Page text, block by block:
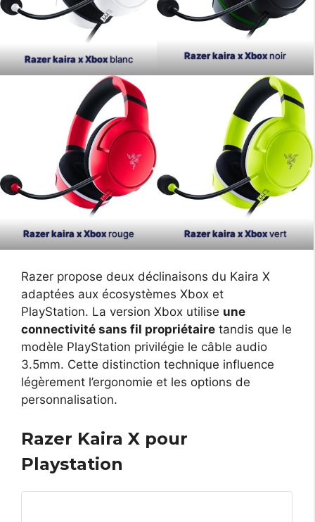
Razer kaira x Xboxblanc Razer kaira x Xboxnoir
Razer kaira x Xboxrouge Razer kaira x Xbox vert
Razer propose deux déclinaisons du Kaira X
adaptées aux écosystèmes Xbox et
PlayStation. La version Xbox utilise une
connectivité sans fil propriétaire tandis que le
modèle PlayStation privilégie le câble audio
3.5mm. Cette distinction technique influence
légèrement l’ergonomie et les options de
personnalisation.
Razer Kaira X pour
Playstation